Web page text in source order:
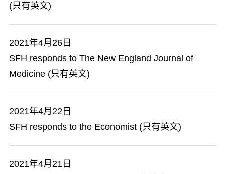
(只有英文)
2021年4月26日
SFH responds to The New England Journal of
Medicine (只有英文)
2021年4月22日
SFH responds to the Economist (只有英文)
2021年4月21日